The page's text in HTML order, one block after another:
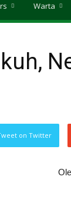
Warta
on Twitter